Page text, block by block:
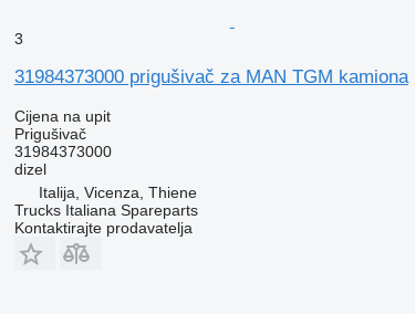
3
31984373000 prigušivač za MAN TGM kamiona
Cijena na upit
Prigušivač
31984373000
dizel
Italija, Vicenza, Thiene
Trucks Italiana Spareparts
Kontaktirajte prodavatelja